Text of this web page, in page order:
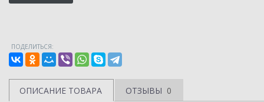
ПОДЕЛИТЬСЯ:
ОПИСАНИЕ ТОВАРА ОТЗЫВЫ 0